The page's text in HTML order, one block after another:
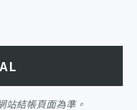
站結帳頁面為準。